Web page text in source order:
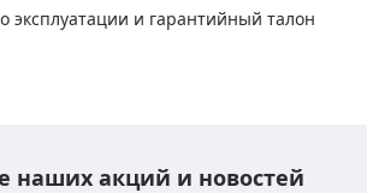
эксплуатации и гарантийный талон
наших акций и новостей